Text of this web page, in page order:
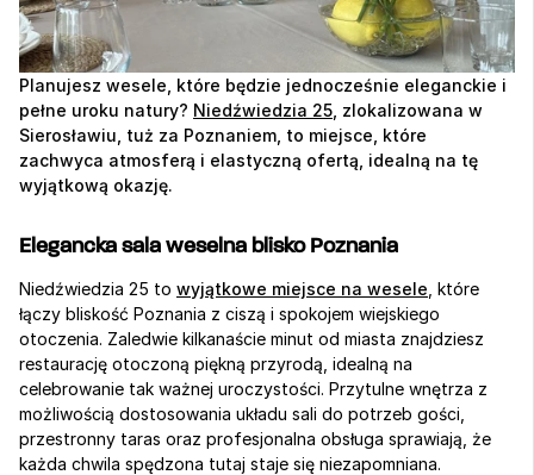
Planujesz wesele, które będzie jednocześnie eleganckie i
pełne uroku natury? Niedźwiedzia 25 , zlokalizowana w
Sierosławiu, tuż za Poznaniem, to miejsce, które
zachwyca atmosferą i elastyczną ofertą, idealną na tę
wyjątkową okazję.
Elegancka sala weselna blisko Poznania
Niedźwiedzia 25 to wyjątkowe miejsce na wesele , które
łączy bliskość Poznania z ciszą i spokojem wiejskiego
otoczenia. Zaledwie kilkanaście minut od miasta znajdziesz
restaurację otoczoną piękną przyrodą, idealną na
celebrowanie tak ważnej uroczystości. Przytulne wnętrza z
możliwością dostosowania układu sali do potrzeb gości,
przestronny taras oraz profesjonalna obsługa sprawiają, że
każda chwila spędzona tutaj staje się niezapomniana.